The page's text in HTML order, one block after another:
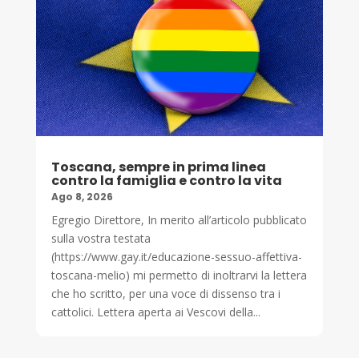
Toscana, sempre in prima linea
contro la famiglia e contro la vita
Ago 8, 2026
Egregio Direttore, In merito all’articolo pubblicato
sulla vostra testata
(https://www.gay.it/educazione-sessuo-affettiva-
toscana-melio) mi permetto di inoltrarvi la lettera
che ho scritto, per una voce di dissenso tra i
cattolici. Lettera aperta ai Vescovi della...